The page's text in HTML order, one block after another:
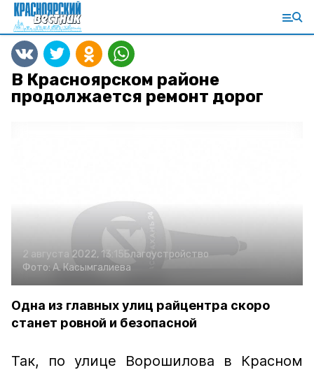
В Красноярском районе
продолжается ремонт дорог
2 августа 2022, 13:15Благоустройство
Фото: А. Касымгалиева
Одна из главных улиц райцентра скоро
станет ровной и безопасной
Так, по улице Ворошилова в Красном